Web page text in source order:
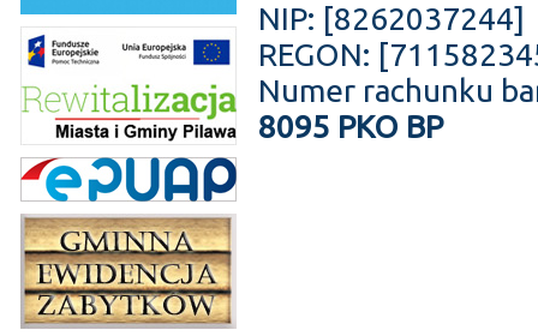
NIP: [8262037244]
REGON:
Numer rachunku
8095 PKO BP